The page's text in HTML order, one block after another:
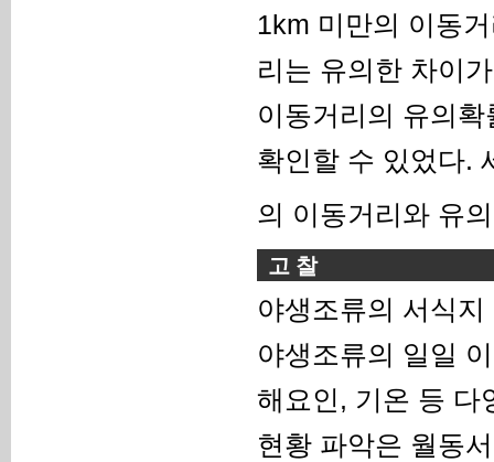
1km 미만의 이동
리는 유의한 차이
이동거리의 유의
확인할 수 있었다.
의 이동거리와 유
고 찰
야생조류의 서식
야생조류의 일일
해요인, 기온 등 다
현황 파악은 월동